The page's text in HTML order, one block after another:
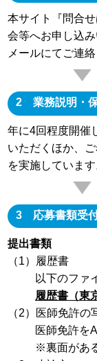
本サイト『問合
会等へお申し込
メールにてご連絡
2 業務説明・
年に4回程度開催
いただくほか、
を実施しています
3 応募書類受
提出書類
（1）履歴書
以下のファイ
履歴書（東
（2）医師免許の
医師免許をA4
※裏面がある場